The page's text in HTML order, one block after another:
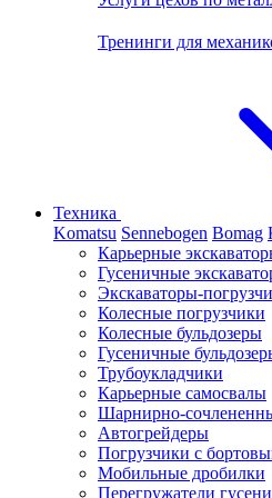
Тренинги для
Техника
Komatsu Sennebogen Bomag
Карьерные
Гусеничные
Экскаваторы-
Колесные погрузчики
Колесные бульдозеры
Гусеничные
Трубоукладчики
Карьерные самосвалы
Шарнирно-
Автогрейдеры
Погрузчики с
Мобильные дробилки
Перегружатели